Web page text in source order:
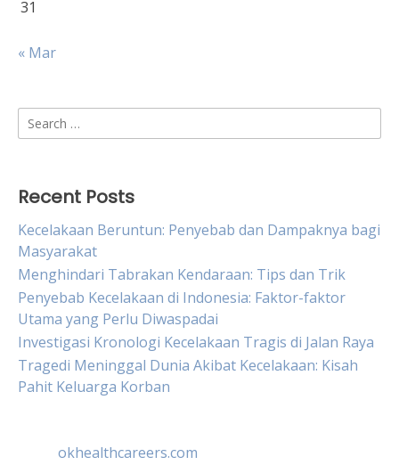
31
« Mar
Search
for:
Recent Posts
Kecelakaan Beruntun: Penyebab dan Dampaknya bagi
Masyarakat
Menghindari Tabrakan Kendaraan: Tips dan Trik
Penyebab Kecelakaan di Indonesia: Faktor-faktor
Utama yang Perlu Diwaspadai
Investigasi Kronologi Kecelakaan Tragis di Jalan Raya
Tragedi Meninggal Dunia Akibat Kecelakaan: Kisah
Pahit Keluarga Korban
okhealthcareers.com